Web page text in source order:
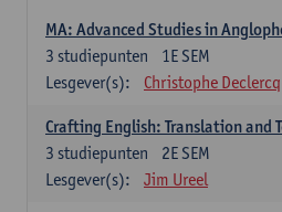
MA: Advanced Studies in
1E SEM
3 studiepunten
Lesgever(s):
Christophe Declercq
Crafting English: Translation and
2E SEM
3 studiepunten
Lesgever(s):
Jim Ureel